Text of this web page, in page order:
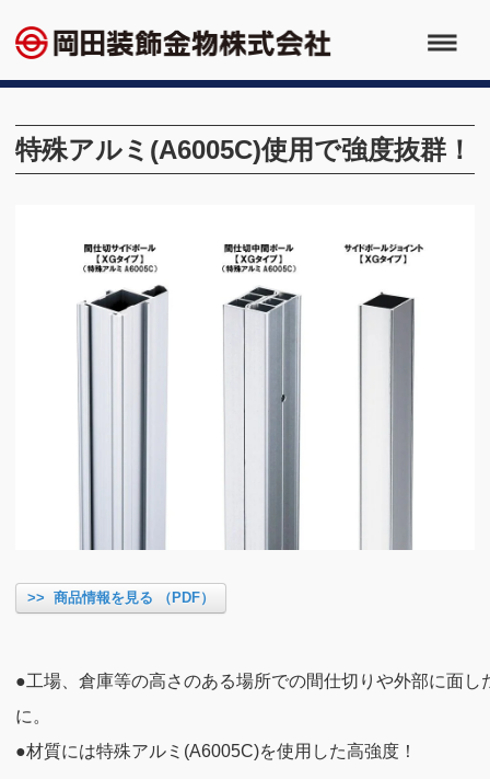
特殊アルミ(A6005C)使用で強度抜群！
>> 商品情報を見る （PDF）
●工場、倉庫等の高さのある場所での間仕切りや外部に面し
●材質には特殊アルミ(A6005C)を使用した高強度！